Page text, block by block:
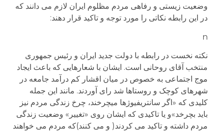
وضعیت زیستی و رفاهی مردم مظلوم ایران لازم می دانند که
در این رابطه نکاتی را مورد توجه و تاکید قرار دهند:
n
نکته نخست در رابطه با دولت جدید ایران و رئیس جمهوری
منتخب آقای روحانی است. ایشان با شعارهایی که باعث ایجاد
موج اجتماعی به خصوص در میان اقشار کم درآمد جامعه در
شهرهای کوچک و روستاها شد رای آوردند. مانند این جمله
کلیدی که «اگر سانتریفیوژها میچرخند، چرخ زندگی مردم نیز
باید بچرخد»و یا تاکیدی که ایشان روی «تغییر» وضعیت زندگی
مردم داشته و تاکید می کردند( و می کنند)که مردم می خواهند